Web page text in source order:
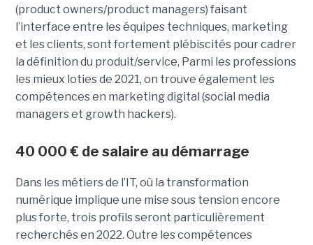
(product owners/product managers) faisant
l’interface entre les équipes techniques, marketing
et les clients, sont fortement plébiscités pour cadrer
la définition du produit/service, Parmi les professions
les mieux loties de 2021, on trouve également les
compétences en marketing digital (social media
managers et growth hackers).
40 000 € de salaire au démarrage
Dans les métiers de l’IT, où la transformation
numérique implique une mise sous tension encore
plus forte, trois profils seront particulièrement
recherchés en 2022. Outre les compétences